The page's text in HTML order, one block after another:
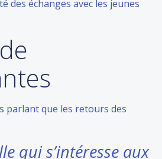
des échanges avec les jeunes
parlant que les retours des
qui s’intéresse aux